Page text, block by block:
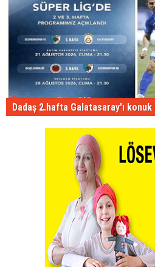
Dadaş 2.hafta Galatasaray'ı